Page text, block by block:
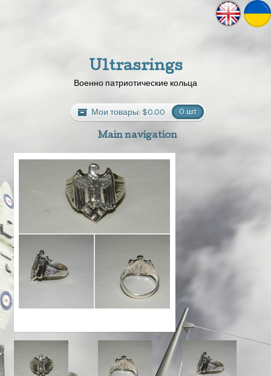
Ultrasrings
Военно патриотические кольца
Мои товары: $0.00 0 шт
Main navigation